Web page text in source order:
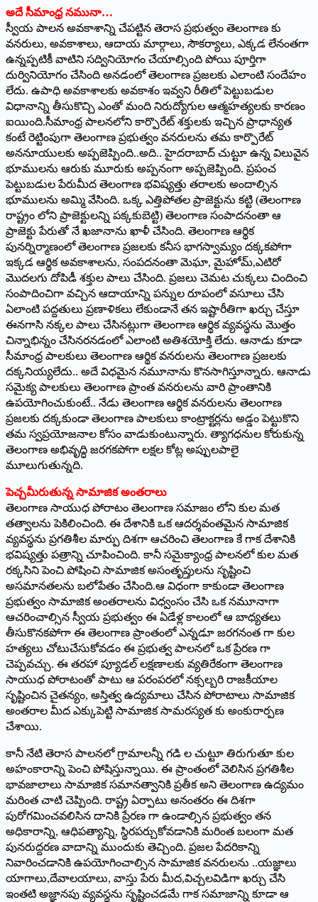
అదే సీమాంధ్ర నమునా…
స్వీయ పాలన అవకాశాన్ని చేపట్టిన తెరాస ప్రభుత్వం తెలంగాణ కు
వనరులు, అవకాశాలు, ఆదాయ మార్గాలు, సౌకర్యాలు, ఎక్కడ లేనంతగా
ఉన్నప్పటికీ వాటిని సద్వినియోగం చేయాల్సింది పోయి పూర్తిగా
దుర్వినియోగం చేసింది అనడంలో తెలంగాణ ప్రజలకు ఎలాంటి సందేహం
లేదు. ఉపాధి అవకాశాలకు అవకాశం ఇవ్వని రీతిలో పెట్టుబడుల
విధానాన్ని తీసుకొచ్చి ఎంతో మంది నిరుద్యోగుల ఆత్మహత్యలకు కారణం
ఐయింది.సీమాంధ్ర పాలనలోని కార్పొరేట్‌ ‌శక్తులకు ఇచ్చిన ప్రాధాన్యత
కంటే రెట్టింపుగా తెలంగాణ ప్రభుత్వం వనరులను తమ కార్పొరేట్‌
అననూయులకు అప్పజెప్పింది..అది.. హైదరాబాద్‌ ‌చుట్టూ ఉన్న విలువైన
భూములను ఆరుకు మూరుకు అప్పనంగా అప్పజెప్పింది. ప్రపంచ
పెట్టుబడుల పేరుమీద తెలంగాణ భవిష్యత్తు తరాలకు అందాల్సిన
భూములను అమ్మి వేసింది. ఒక్క ఎత్తిపోతల ప్రాజెక్టును కట్టి (తెలంగాణ
రాష్ట్రం లోని ప్రాజెక్టులన్ని పక్కకుబెట్టి) తెలంగాణ సంపాదనంతా ఆ
ప్రాజెక్టు పేరుతో నే ఖజానాను ఖాళీ చేసింది. తెలంగాణ ఆర్థిక
పునర్నిర్మాణంలో తెలంగాణ ప్రజలకు కనీస భాగస్వామ్యం దక్కకపోగా
ఇక్కడ ఆర్థిక అవకాశాలను, సంపదనంతా మెఘా, మైహోమ్‌,ఎటిరో
మొదలగు దోపిడీ శక్తుల పాలు చేసింది. ప్రజలు చెమట చుక్కలు చిందించి
సంపాదించిగా వచ్చిన ఆదాయాన్ని పన్నుల రూపంలో వసూలు చేసి
ఏలాంటి పద్దతులు ప్రణాళికలు లేకుండానే తన ఇష్టారీతిగా ఖర్చు చేస్తూ
ఈనగాసి నక్కల పాలు చేసినట్లుగా తెలంగాణ ఆర్థిక వ్యవస్థను మొత్తం
చిన్నాభిన్నం చేసినరనడంలో ఎలాంటి అతిశయోక్తి లేదు. ఆనాడు కూడా
సీమాంధ్ర పాలకులు తెలంగాణ ఆర్థిక వనరులను తెలంగాణ ప్రజలకు
దక్కనియ్యలేదు.. అదే విధమైన నమూనాను కొనసాగిస్తూన్నారు. ఆనాడు
సమైక్య పాలకులు తెలంగాణ ప్రాంత వనరులను వారి ప్రాంతానికి
ఉపయోగించుకుంటే.. నేడు తెలంగాణ ఆర్థిక వనరులను తెలంగాణ
ప్రజలకు దక్కకుండా తెలంగాణ పాలకులు కాంట్రాక్టర్లను అడ్డం పెట్టుకొని
తమ స్వప్రయోజనాల కోసం వాడుకుంటున్నారు. త్యాగధనుల కోరుకున్న
తెలంగాణ అభివృద్ధి జరగకపోగా లక్షల కోట్ల అప్పులపాలై
మూలుగుతున్నది.
పెచ్చమీరుతున్న సామాజిక అంతరాలు
తెలంగాణ సాయుధ పోరాటం తెలంగాణ సమాజం లోని కుల మత
తత్వాలను పెకిలించింది. ఈ దేశానికి ఒక ఆదర్శవంతమైన సామాజిక
వ్యవస్థను ప్రగతిశీల మార్పు దిశగా ఆచరించి తెలంగాణ కే గాక దేశానికి
భవిష్యత్తు పత్రాన్ని చూపించింది. కానీ సమైక్యాంధ్ర పాలనలో కుల మత
రక్కసిని పెంచి పోషించి సామాజిక అసంతృప్తులను సృష్టించి
అసమానతలను బలోపేతం చేసింది.ఆ విధంగా కాకుండా తెలంగాణ
ప్రభుత్వం సామాజిక అంతరాలను విధ్వంసం చేసి ఒక నమూనాగా
ఆచరించాల్సిన స్వీయ ప్రభుత్వం ఈ ఏడేళ్ల కాలంలో ఆ బాధ్యతలు
తీసుకొనకపోగా ఈ తెలంగాణ ప్రాంతంలో ఎన్నడూ జరగనంత గా కుల
హత్యలు చోటుచేసుకోవడం ఈ ప్రభుత్వ పాలనలో ఒక ప్రేరణ గా
చెప్పవచ్చు. ఈ తరహా ప్యూడల్‌ ‌లక్షణాలకు వ్యతిరేకంగా తెలంగాణ
సాయుధ పోరాటంతో పాటు ఆ పరంపరలో నక్సల్బరి రాజకీయాల
సృష్టించిన చైతన్యం, అస్తిత్వ ఉద్యమాలు చేసిన పోరాటాలు సామాజిక
అంతరాల మీద ఎక్కుపెట్టి సామాజిక సామరస్యత కు అంకురార్పణ
చేశాయి.
కానీ నేటి తెరాస పాలనలో గ్రామాలన్నీ గడి ల చుట్టూ తిరుగుతూ కుల
అహంకారాన్ని పెంచి పోషిస్తున్నాయి. ఈ ప్రాంతంలో వెలిసిన ప్రగతిశీల
భావజాలాలు సామాజిక సమానత్వానికి ప్రతీక అని తెలంగాణ ఉద్యమం
మరింత చాటి చెప్పింది. రాష్ట్ర ఏర్పాటు అనంతరం ఈ దిశగా
పురోగమించవలిసిన దానికి ప్రేరణ గా ఉండాల్సిన ప్రభుత్వం తన
అధికారాన్ని, ఆధిపత్యాన్ని, స్థిరపర్చుకోవడానికి మరింత బలంగా మత
పునరుద్దరణ వాదాన్ని ముందుకు తెచ్చింది. ప్రజల పేదరికాన్ని
నివారించడానికి ఉపయోగించాల్సిన సామాజిక వనరులను ..యజ్ఞాలు
యాగాలు,దేవాలయాలు, వాస్తు పేరు మీద,విచ్చలవిడిగా ఖర్చు చేసి
ఇంతటి అజ్ఞానపు వ్యవస్థను సృష్టించడమే గాక సమాజాన్ని కూడా ఆ